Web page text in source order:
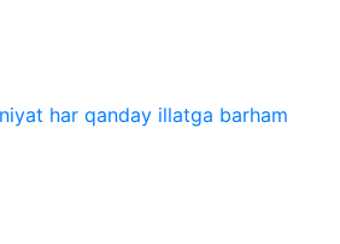
har qanday illatga barham